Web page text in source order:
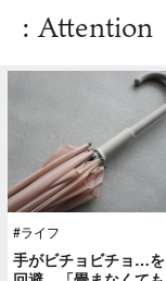
: Attention
#ライフ
手がビチョビチョ…を